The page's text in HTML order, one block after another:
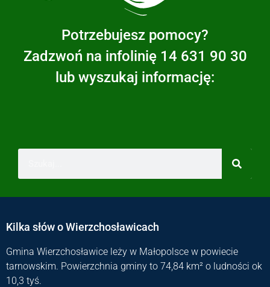
Potrzebujesz pomocy?
Zadzwoń na infolinię 14 631 90 30
lub wyszukaj informację:
Kilka słów o Wierzchosławicach
Gmina Wierzchosławice leży w Małopolsce w powiecie
tarnowskim. Powierzchnia gminy to 74,84 km² o ludności ok
10,3 tyś.